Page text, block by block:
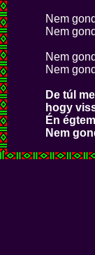
Nem
Nem
Nem
Nem
De túl
hogy
Én
Nem